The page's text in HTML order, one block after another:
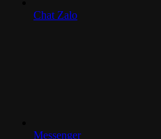
Chat Zalo
Messenger